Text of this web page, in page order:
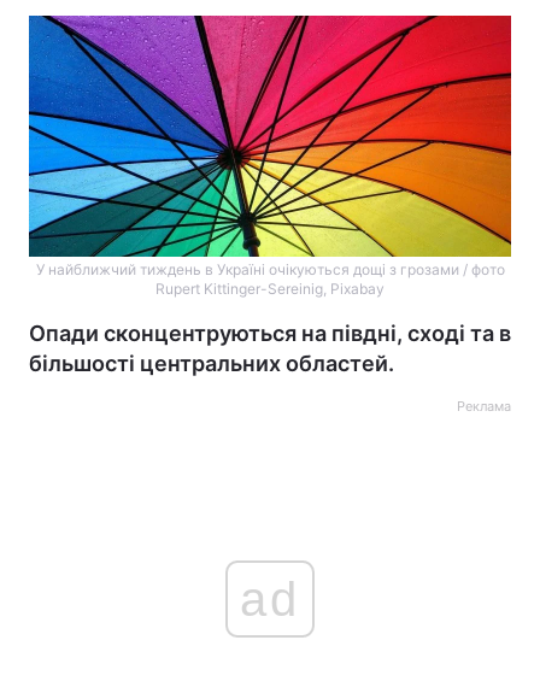
У найближчий тиждень в Україні очікуються дощі з грозами / фото
Rupert Kittinger-Sereinig, Pixabay
Опади сконцентруються на півдні, сході та в
більшості центральних областей.
Реклама
ad